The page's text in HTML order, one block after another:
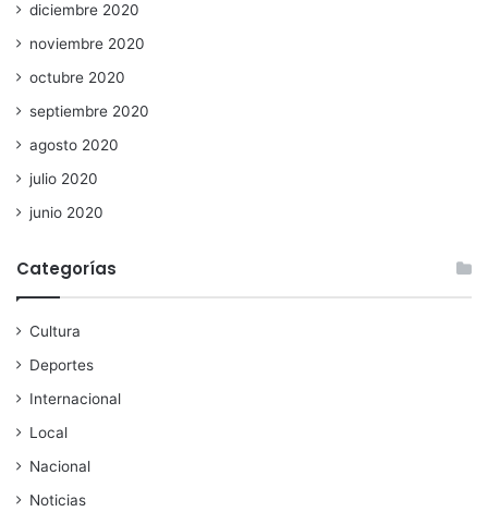
diciembre 2020
noviembre 2020
octubre 2020
septiembre 2020
agosto 2020
julio 2020
junio 2020
Categorías
Cultura
Deportes
Internacional
Local
Nacional
Noticias